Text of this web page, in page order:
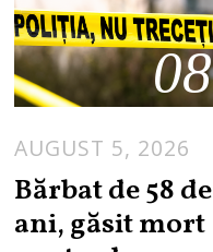
08
AUGUST 5, 2026
Bărbat de 58 de
ani, găsit mort